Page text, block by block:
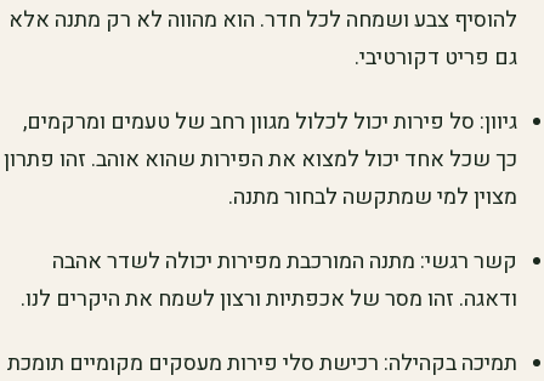
להוסיף צבע ושמחה לכל חדר. הוא מהווה לא רק מתנה אלא
גם פריט דקורטיבי.
גיוון: סל פירות יכול לכלול מגוון רחב של טעמים ומרקמים,
כך שכל אחד יכול למצוא את הפירות שהוא אוהב. זהו פתרון
מצוין למי שמתקשה לבחור מתנה.
קשר רגשי: מתנה המורכבת מפירות יכולה לשדר אהבה
ודאגה. זהו מסר של אכפתיות ורצון לשמח את היקרים לנו.
תמיכה בקהילה: רכישת סלי פירות מעסקים מקומיים תומכת